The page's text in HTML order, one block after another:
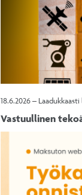
18.6.2026 –
Vastuullinen